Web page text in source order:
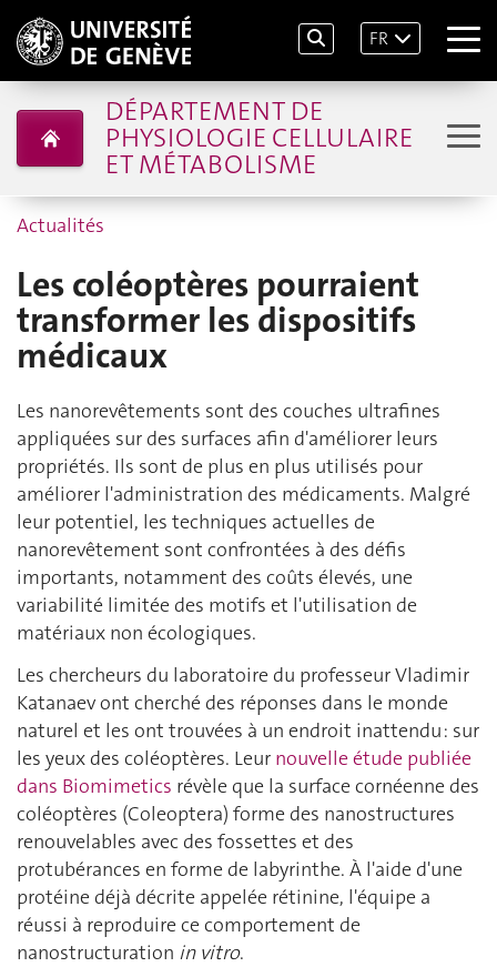
FR
DÉPARTEMENT DE
PHYSIOLOGIE CELLULAIRE
ET MÉTABOLISME
Actualités
Les coléoptères pourraient
transformer les dispositifs
médicaux
Les nanorevêtements sont des couches ultrafines
appliquées sur des surfaces afin d'améliorer leurs
propriétés. Ils sont de plus en plus utilisés pour
améliorer l'administration des médicaments. Malgré
leur potentiel, les techniques actuelles de
nanorevêtement sont confrontées à des défis
importants, notamment des coûts élevés, une
variabilité limitée des motifs et l'utilisation de
matériaux non écologiques.
Les chercheurs du laboratoire du professeur Vladimir
Katanaev ont cherché des réponses dans le monde
naturel et les ont trouvées à un endroit inattendu : sur
les yeux des coléoptères. Leur nouvelle étude publiée
dans Biomimetics révèle que la surface cornéenne des
coléoptères (Coleoptera) forme des nanostructures
renouvelables avec des fossettes et des
protubérances en forme de labyrinthe. À l'aide d'une
protéine déjà décrite appelée rétinine, l'équipe a
réussi à reproduire ce comportement de
nanostructuration in vitro.